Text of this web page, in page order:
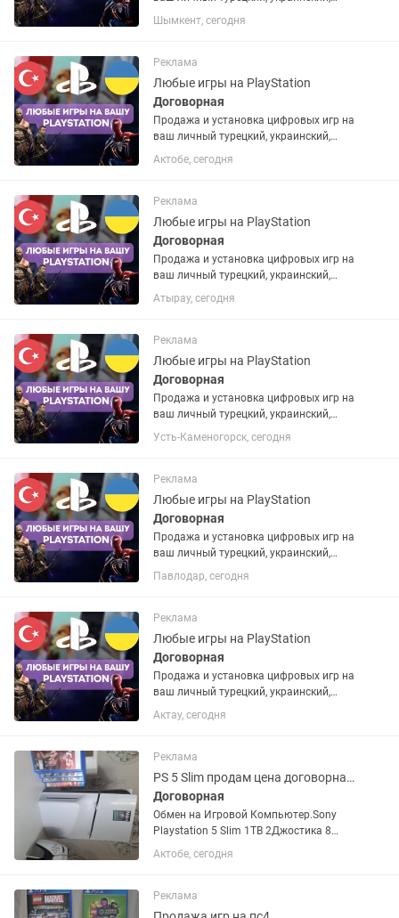
американский или польский PSN
запросу. Работают на PS4 и...
Шымкент, сегодня
Реклама
Любые игры на PlayStation
Договорная
Продажа и установка цифровых игр на
ваш личный турецкий, украинский,
американский или польский PSN
аккаунт. Если аккаунта нет – помогу
запросу. Работают на PS4 и...
Актобе, сегодня
Реклама
Любые игры на PlayStation
Договорная
Продажа и установка цифровых игр на
ваш личный турецкий, украинский,
американский или польский PSN
аккаунт. Если аккаунта нет – помогу
запросу. Работают на PS4 и...
Атырау, сегодня
Реклама
Любые игры на PlayStation
Договорная
Продажа и установка цифровых игр на
ваш личный турецкий, украинский,
американский или польский PSN
запросу. Работают на PS4 и...
Усть-Каменогорск, сегодня
Реклама
Любые игры на PlayStation
Договорная
Продажа и установка цифровых игр на
ваш личный турецкий, украинский,
американский или польский PSN
аккаунт. Если аккаунта нет – помогу
запросу. Работают на PS4 и...
Павлодар, сегодня
Реклама
Любые игры на PlayStation
Договорная
Продажа и установка цифровых игр на
ваш личный турецкий, украинский,
американский или польский PSN
аккаунт. Если аккаунта нет – помогу
запросу. Работают на PS4 и...
Актау, сегодня
Реклама
PS 5 Slim продам цена договорная.
Договорная
Обмен на Игровой Компьютер.Sony
Playstation 5 Slim 1TB 2Джостика 8
Игр:Юфс5,Фифа24,Мортал
комбат1,Гта5,Рдр2,Год оф вар,Зе ласт
Актобе, сегодня
Реклама